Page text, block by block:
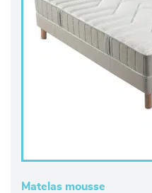
Matelas mousse